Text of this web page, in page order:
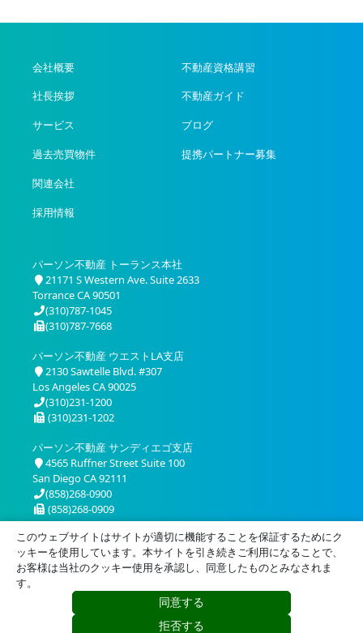
会社概要
社長挨拶
サービス
過去売買物件
関連会社
採用情報
不動産資格講習
不動産ガイド
ブログ
提携パートナー募集
パーソン不動産 トーランス本社
21171 S Western Ave. Suite 2633
Torrance CA 90501
(310)787-1045
(310)787-7668
パーソン不動産 ウエストLA支店
2130 Sawtelle Blvd. #307
Los Angeles CA 90025
(310)231-1200
(310)231-1202
パーソン不動産 サンディエゴ支店
4565 Ruffner Street Suite 100
San Diego CA 92111
(858)268-0900
(858)268-0909
このウェブサイトはサイトが適切に機能することを保証するためにク
ッキーを使用しています。本サイトを引き続きご利用になることで、
お客様は当社のクッキー使用を承認し、同意したものとみなされま
す。
同意する
拒否する